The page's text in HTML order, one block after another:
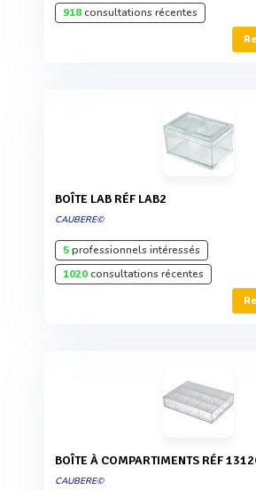
918consultations récentes
BOÎTE LAB RÉF LAB2
CAUBERE©
5professionnels intéressés
1020consultations récentes
BOÎTE À COMPARTIMENTS RÉF
CAUBERE©